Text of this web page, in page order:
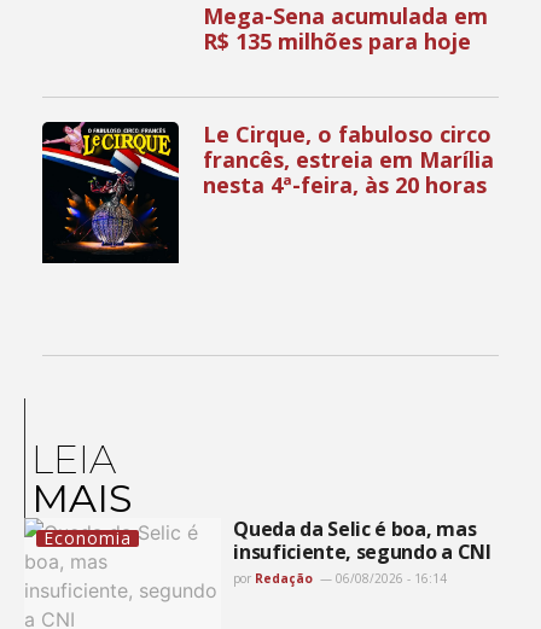
Mega-Sena acumulada em
R$ 135 milhões para hoje
Le Cirque, o fabuloso circo
francês, estreia em Marília
nesta 4ª-feira, às 20 horas
LEIA
MAIS
Economia
Queda da Selic é boa, mas
insuficiente, segundo a CNI
por Redação 06/08/2026 - 16:14